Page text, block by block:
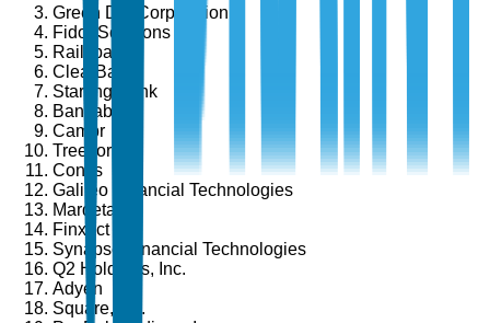
Green Dot Corporation
Fidor Solutions
Railsbank
ClearBank
Starling Bank
Bankable
Cambr
Treezor
Contis
Galileo Financial Technologies
Marqeta
Finxact
Synapse Financial Technologies
Q2 Holdings, Inc.
Adyen
Square, Inc.